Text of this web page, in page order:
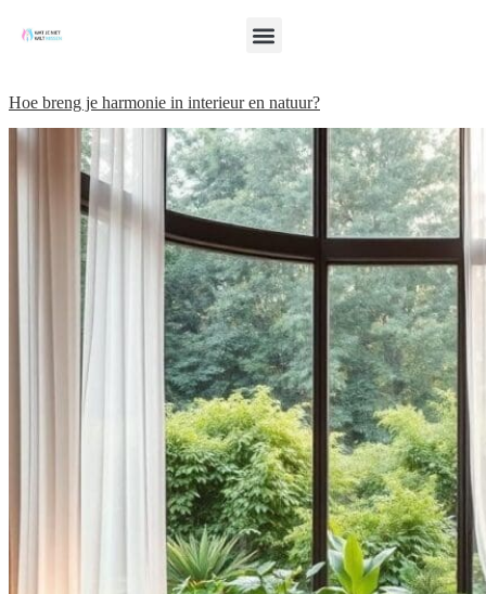
Hoe breng je harmonie in interieur en natuur?